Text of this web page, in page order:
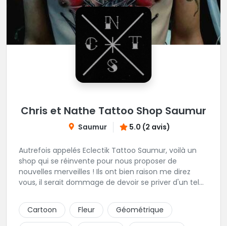
Chris et Nathe Tattoo Shop Saumur
Saumur 5.0 (2 avis)
Autrefois appelés Eclectik Tattoo Saumur, voilà un
shop qui se réinvente pour nous proposer de
nouvelles merveilles ! Ils ont bien raison me direz
vous, il serait dommage de devoir se priver d'un tel
au projet perso, ils savent presque tout faire et vous
offrons un accompagnement propice à sublimer vos
Cartoon Fleur
Géométrique